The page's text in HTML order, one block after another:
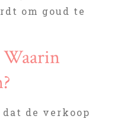
om goud te
de verkoop